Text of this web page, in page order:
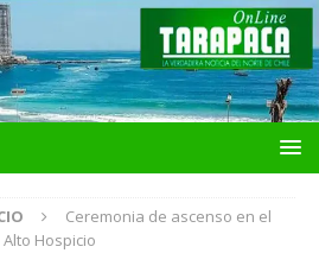
Ceremonia de ascenso en el
Hospicio